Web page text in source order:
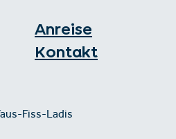
Anreise
Kontakt
Fiss-Ladis